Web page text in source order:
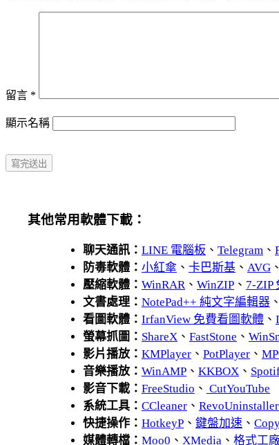
留言 *
顯示名稱
其他常用軟體下載：
聊天通訊： LINE 電腦板 、 Telegram 、
防毒軟體： 小紅傘 、 卡巴斯基 、 AVG 、
壓縮軟體： WinRAR、 WinZIP 、 7-ZIP
文書處理： NotePad++ 純文字編輯器 、
看圖軟體： IrfanView 免費看圖軟體 、
螢幕抓圖： ShareX 、 FastStone 、
影片播放： KMPlayer 、 PotPlayer 、
音樂播放： WinAMP 、 KKBOX 、
影音下載： FreeStudio 、 CutYouTube
系統工具： CCleaner 、
快捷操作： HotkeyP 、 鍵盤加速 、
媒體轉檔： Moo0 、 XMedia 、 格式工